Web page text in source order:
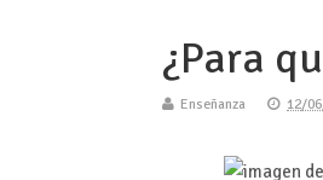
¿Para
Enseñanza 12/